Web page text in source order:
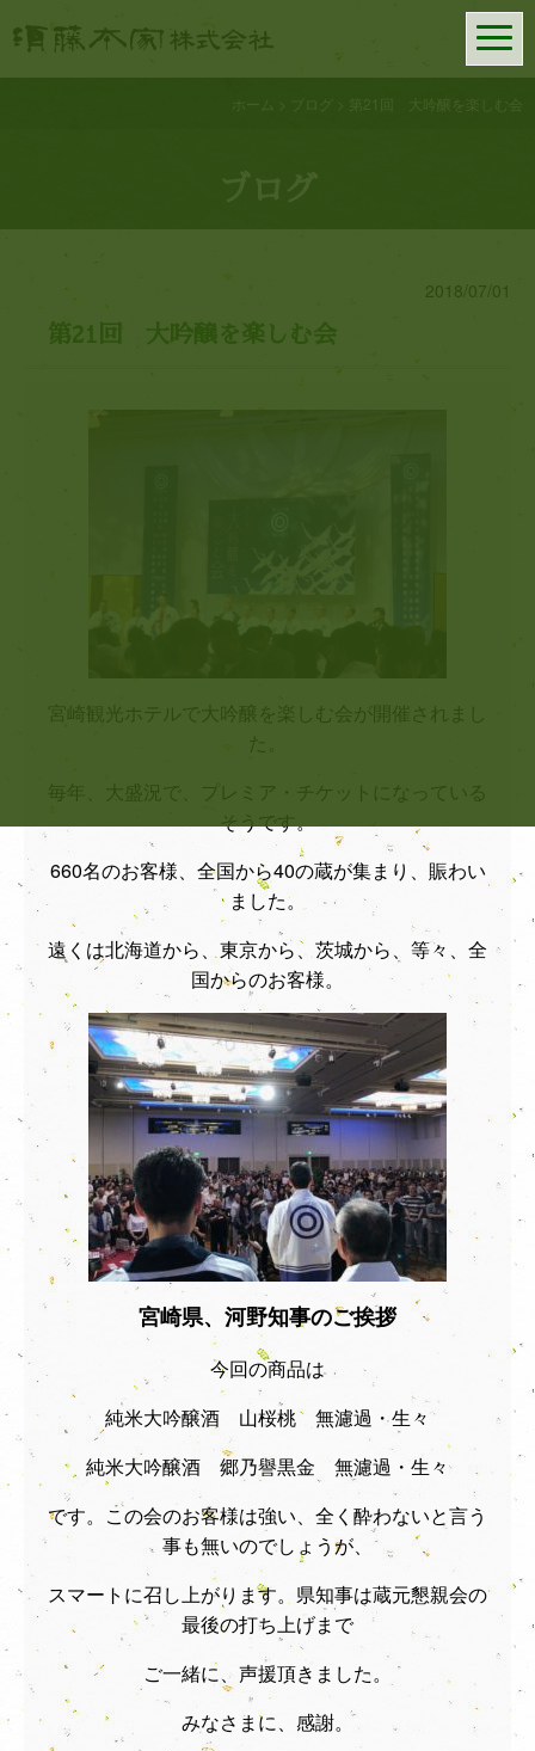
━
ホーム 第21回 大吟醸を楽しむ会
2018/07/01
第21回 大吟醸を楽しむ会
宮崎観光ホテルで大吟醸を楽しむ会が開催されまし
た。
毎年、大盛況で、プレミア・チケットになっている
そうです。
660名のお客様、全国から40の蔵が集まり、賑わい
ました。
遠くは北海道から、東京から、茨城から、等々、全
国からのお客様。
宮崎県、河野知事のご挨拶
今回の商品は
純米大吟醸酒 山桜桃 無濾過・生々
純米大吟醸酒 郷乃譽黒金 無濾過・生々
です。この会のお客様は強い、全く酔わないと言う
事も無いのでしょうが、
スマートに召し上がります。県知事は蔵元懇親会の
最後の打ち上げまで
ご一緒に、声援頂きました。
みなさまに、感謝。